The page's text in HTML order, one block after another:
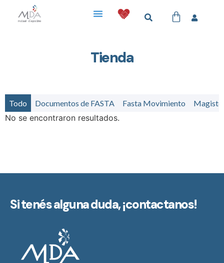
Tienda
Documentos de FASTA Fasta Movimiento
Todo
No se encontraron resultados.
Si tenés alguna duda,¡contactanos!